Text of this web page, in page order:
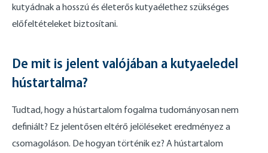
kutyádnak a hosszú és életerős kutyaélethez szükséges
előfeltételeket biztosítani.
De mit is jelent valójában a kutyaeledel
hústartalma?
Tudtad, hogy a hústartalom fogalma tudományosan nem
definiált? Ez jelentősen eltérő jelöléseket eredményez a
csomagoláson. De hogyan történik ez? A hústartalom